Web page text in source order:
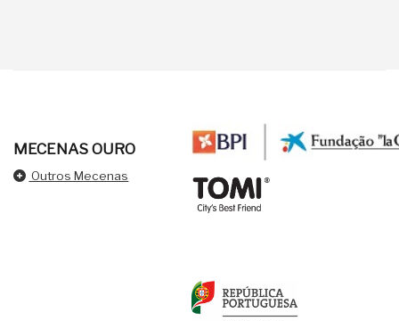
MECENAS OURO
Outros Mecenas